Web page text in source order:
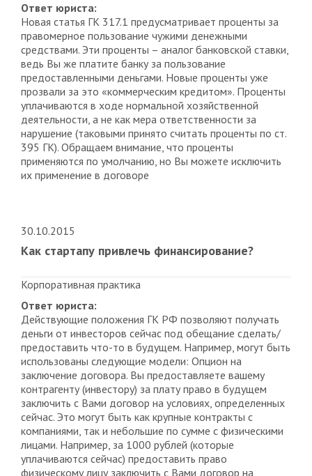
Ответ юриста:
Новая статья ГК 317.1 предусматривает проценты за
правомерное пользование чужими денежными
средствами. Эти проценты – аналог банковской ставки,
ведь Вы же платите банку за пользование
предоставленными деньгами. Новые проценты уже
прозвали за это «коммерческим кредитом». Проценты
уплачиваются в ходе нормальной хозяйственной
деятельности, а не как мера ответственности за
нарушение (таковыми принято считать проценты по ст.
395 ГК). Обращаем внимание, что проценты
применяются по умолчанию, но Вы можете исключить
их применение в договоре
30.10.2015
Как стартапу привлечь финансирование?
Корпоративная практика
Ответ юриста:
Действующие положения ГК РФ позволяют получать
деньги от инвесторов сейчас под обещание сделать/
предоставить что-то в будущем. Например, могут быть
использованы следующие модели: Опцион на
заключение договора. Вы предоставляете вашему
контрагенту (инвестору) за плату право в будущем
заключить с Вами договор на условиях, определенных
сейчас. Это могут быть как крупные контракты с
компаниями, так и небольшие по сумме с физическими
лицами. Например, за 1000 рублей (которые
уплачиваются сейчас) предоставить право
физическому лицу заключить с Вами договор на